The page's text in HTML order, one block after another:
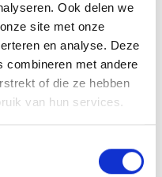
Ook delen we
site met onze
en analyse. Deze
combineren met andere
of die ze hebben
van hun services.